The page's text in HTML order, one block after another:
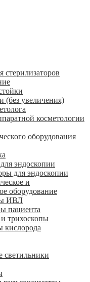
стерилизаторов
(без увеличения)
косметологии
оборудования
эндоскопии
для эндоскопии
и
оборудование
ИВЛ
пациента
трихоскопы
кислорода
светильники